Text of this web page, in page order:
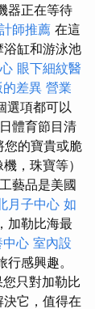
器正在等待
師推薦 在這
缸和游泳池
眼下細紋醫
差異 營業
選項都可以
體育節目清
您的寶貴或脆
，珠寶等）
藝品是美國
月子中心 如
加勒比海最
中心 室內設
感興趣。
只對加勒比
它，值得在